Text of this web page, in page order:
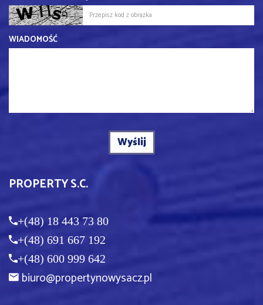
WIADOMOŚĆ
PROPERTY S.C.
+(48) 18 443 73 80
+(48) 691 667 192
+(48) 600 999 642
biuro@propertynowysacz.pl